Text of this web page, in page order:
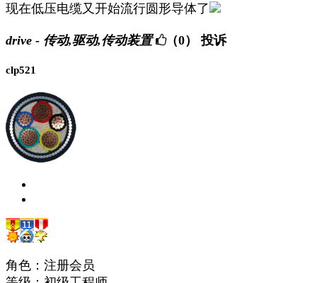
现在低压电缆又开始流行圆形导体了
drive - 传动,驱动,传动装置 （0） 投诉
clp521
角色：注册会员